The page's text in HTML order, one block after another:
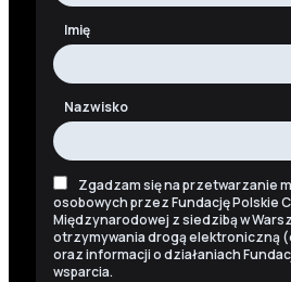
Imię
Nazwisko
Zgadzam się na przetwarzanie
osobowych przez Fundację Polskie
Międzynarodowej z siedzibą w
otrzymywania drogą elektroniczną
oraz informacji o działaniach
wsparcia.